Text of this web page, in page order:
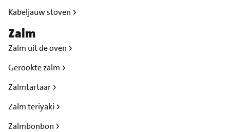
Kabeljauw stoven
Zalm
Zalm uit de oven
Gerookte zalm
Zalmtartaar
Zalm teriyaki
Zalmbonbon